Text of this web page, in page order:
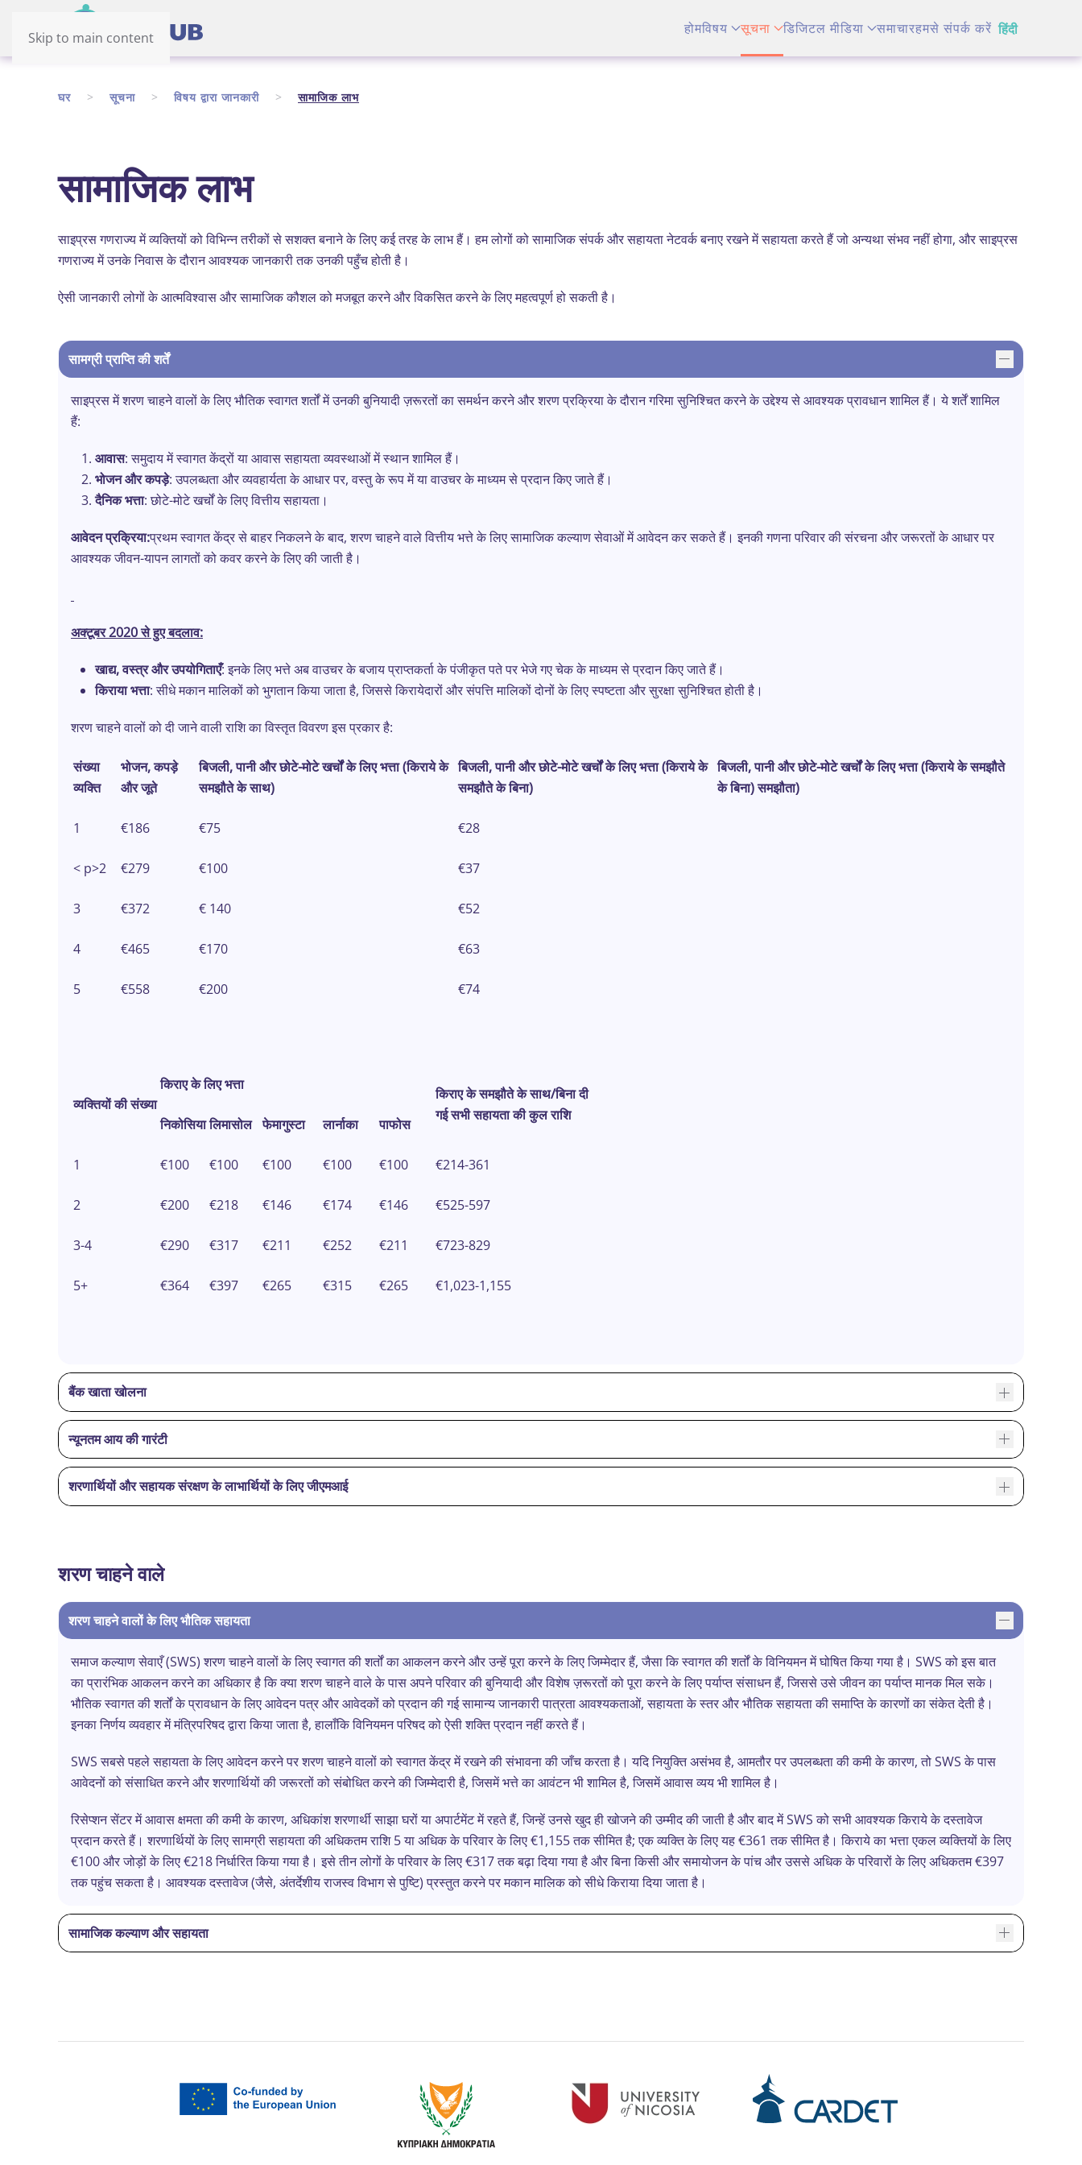
Skip to main content
होमविषय सूचना डिजिटल मीडिया समाचारहमसे संपर्क करें हिंदी
घर सूचना विषय द्वारा जानकारी सामाजिक लाभ
सामाजिक लाभ
साइप्रस गणराज्य में व्यक्तियों को विभिन्न तरीकों से सशक्त बनाने के लिए कई तरह के लाभ हैं। हम लोगों को सामाजिक संपर्क और सहायता नेटवर्क बनाए रखने में सहायता करते हैं जो अन्यथा संभव नहीं होगा, और साइप्रस
गणराज्य में उनके निवास के दौरान आवश्यक जानकारी तक उनकी पहुँच होती है।
ऐसी जानकारी लोगों के आत्मविश्वास और सामाजिक कौशल को मजबूत करने और विकसित करने के लिए महत्वपूर्ण हो सकती है।
सामग्री प्राप्ति की शर्तें
साइप्रस में शरण चाहने वालों के लिए भौतिक स्वागत शर्तों में उनकी बुनियादी ज़रूरतों का समर्थन करने और शरण प्रक्रिया के दौरान गरिमा सुनिश्चित करने के उद्देश्य से आवश्यक प्रावधान शामिल हैं। ये शर्तें शामिल
हैं:
आवास: समुदाय में स्वागत केंद्रों या आवास सहायता व्यवस्थाओं में स्थान शामिल हैं।
भोजन और कपड़े: उपलब्धता और व्यवहार्यता के आधार पर, वस्तु के रूप में या वाउचर के माध्यम से प्रदान किए जाते हैं।
दैनिक भत्ता: छोटे-मोटे खर्चों के लिए वित्तीय सहायता।
आवेदन प्रक्रिया:प्रथम स्वागत केंद्र से बाहर निकलने के बाद, शरण चाहने वाले वित्तीय भत्ते के लिए सामाजिक कल्याण सेवाओं में आवेदन कर सकते हैं। इनकी गणना परिवार की संरचना और जरूरतों के आधार पर
आवश्यक जीवन-यापन लागतों को कवर करने के लिए की जाती है।
अक्टूबर 2020 से हुए बदलाव:
खाद्य, वस्त्र और उपयोगिताएँ: इनके लिए भत्ते अब वाउचर के बजाय प्राप्तकर्ता के पंजीकृत पते पर भेजे गए चेक के माध्यम से प्रदान किए जाते हैं।
किराया भत्ता: सीधे मकान मालिकों को भुगतान किया जाता है, जिससे किरायेदारों और संपत्ति मालिकों दोनों के लिए स्पष्टता और सुरक्षा सुनिश्चित होती है।
शरण चाहने वालों को दी जाने वाली राशि का विस्तृत विवरण इस प्रकार है:
संख्या
व्यक्ति
भोजन, कपड़े
और जूते
बिजली, पानी और छोटे-मोटे खर्चों के लिए भत्ता (किराये के
समझौते के साथ)
बिजली, पानी और छोटे-मोटे खर्चों के लिए भत्ता (किराये के
समझौते के बिना)
बिजली, पानी और छोटे-मोटे खर्चों के लिए भत्ता (किराये के समझौते
के बिना) समझौता)
1 €186 €75 €28
< p>2 €279 €100 €37
3 €372 € 140 €52
4 €465 €170 €63
5 €558 €200 €74
व्यक्तियों की संख्या
किराए के लिए भत्ता
किराए के समझौते के साथ/बिना दी
गई सभी सहायता की कुल राशि
निकोसियालिमासोल फेमागुस्टा लार्नाका पाफोस
1 €100 €100 €100 €100 €100 €214-361
2 €200 €218 €146 €174 €146 €525-597
3-4 €290 €317 €211 €252 €211 €723-829
5+ €364 €397 €265 €315 €265 €1,023-1,155
बैंक खाता खोलना
न्यूनतम आय की गारंटी
शरणार्थियों और सहायक संरक्षण के लाभार्थियों के लिए जीएमआई
शरण चाहने वाले
शरण चाहने वालों के लिए भौतिक सहायता
समाज कल्याण सेवाएँ (SWS) शरण चाहने वालों के लिए स्वागत की शर्तों का आकलन करने और उन्हें पूरा करने के लिए जिम्मेदार हैं, जैसा कि स्वागत की शर्तों के विनियमन में घोषित किया गया है। SWS को इस बात
का प्रारंभिक आकलन करने का अधिकार है कि क्या शरण चाहने वाले के पास अपने परिवार की बुनियादी और विशेष ज़रूरतों को पूरा करने के लिए पर्याप्त संसाधन हैं, जिससे उसे जीवन का पर्याप्त मानक मिल सके।
भौतिक स्वागत की शर्तों के प्रावधान के लिए आवेदन पत्र और आवेदकों को प्रदान की गई सामान्य जानकारी पात्रता आवश्यकताओं, सहायता के स्तर और भौतिक सहायता की समाप्ति के कारणों का संकेत देती है।
इनका निर्णय व्यवहार में मंत्रिपरिषद द्वारा किया जाता है, हालाँकि विनियमन परिषद को ऐसी शक्ति प्रदान नहीं करते हैं।
SWS सबसे पहले सहायता के लिए आवेदन करने पर शरण चाहने वालों को स्वागत केंद्र में रखने की संभावना की जाँच करता है। यदि नियुक्ति असंभव है, आमतौर पर उपलब्धता की कमी के कारण, तो SWS के पास
आवेदनों को संसाधित करने और शरणार्थियों की जरूरतों को संबोधित करने की जिम्मेदारी है, जिसमें भत्ते का आवंटन भी शामिल है, जिसमें आवास व्यय भी शामिल है।
रिसेप्शन सेंटर में आवास क्षमता की कमी के कारण, अधिकांश शरणार्थी साझा घरों या अपार्टमेंट में रहते हैं, जिन्हें उनसे खुद ही खोजने की उम्मीद की जाती है और बाद में SWS को सभी आवश्यक किराये के दस्तावेज
प्रदान करते हैं। शरणार्थियों के लिए सामग्री सहायता की अधिकतम राशि 5 या अधिक के परिवार के लिए €1,155 तक सीमित है; एक व्यक्ति के लिए यह €361 तक सीमित है। किराये का भत्ता एकल व्यक्तियों के लिए
€100 और जोड़ों के लिए €218 निर्धारित किया गया है। इसे तीन लोगों के परिवार के लिए €317 तक बढ़ा दिया गया है और बिना किसी और समायोजन के पांच और उससे अधिक के परिवारों के लिए अधिकतम €397
तक पहुंच सकता है। आवश्यक दस्तावेज (जैसे, अंतर्देशीय राजस्व विभाग से पुष्टि) प्रस्तुत करने पर मकान मालिक को सीधे किराया दिया जाता है।
सामाजिक कल्याण और सहायता